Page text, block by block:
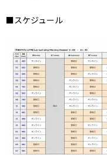
■スケジュール